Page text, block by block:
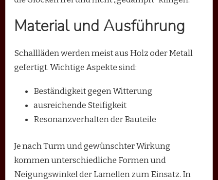
Material und Ausführung
Schallläden werden meist aus Holz oder Metall
gefertigt. Wichtige Aspekte sind:
Beständigkeit gegen Witterung
ausreichende Steifigkeit
Resonanzverhalten der Bauteile
Je nach Turm und gewünschter Wirkung
kommen unterschiedliche Formen und
Neigungswinkel der Lamellen zum Einsatz. In